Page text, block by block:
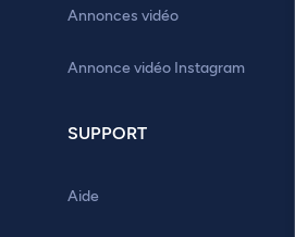
Annonces vidéo
Annonce vidéo Instagram
SUPPORT
Aide